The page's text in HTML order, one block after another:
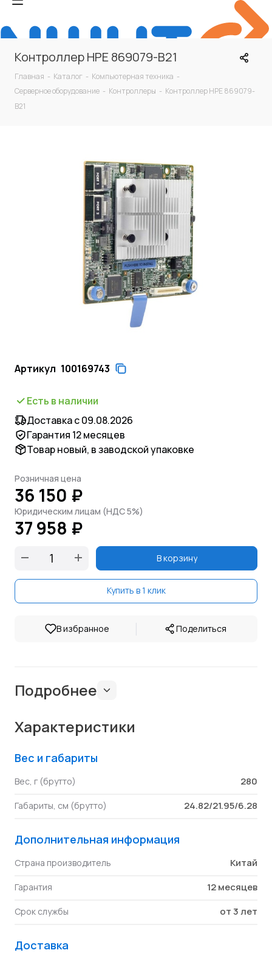
Контроллер HPE 869079-B21
Главная - Каталог - Компьютерная техника -
Серверное оборудование - Контроллеры - Контроллер HPE 869079-
B21
Артикул 100169743
Есть в наличии
Доставка с 09.08.2026
Гарантия 12 месяцев
Товар новый, в заводской упаковке
Розничная цена
36 150 ₽
Юридическим лицам (НДС 5%)
37 958 ₽
В корзину
Купить в 1 клик
В избранное | Поделиться
Подробнее
Характеристики
Вес и габариты
Вес, г (брутто) 280
Габариты, см (брутто) 24.82/21.95/6.28
Дополнительная информация
Страна производитель Китай
Гарантия 12 месяцев
Срок службы от 3 лет
Доставка